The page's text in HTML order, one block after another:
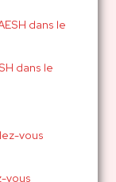
dans le
vous